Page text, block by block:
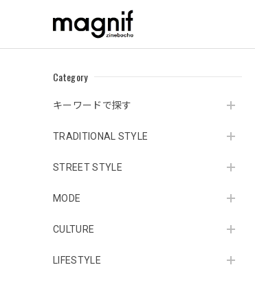
Category
キーワードで探す
TRADITIONAL STYLE
STREET STYLE
MODE
CULTURE
LIFESTYLE